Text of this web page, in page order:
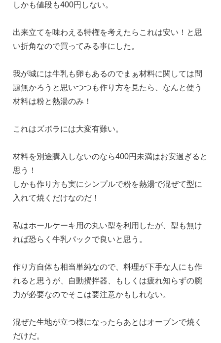
しかも値段も400円しない。
出来立てを味わえる特権を考えたらこれは安い！と思
い折角なので買ってみる事にした。
我が城には牛乳も卵もあるのでまぁ材料に関しては問
題無かろうと思いつつも作り方を見たら、なんと使う
材料は粉と熱湯のみ！
これはズボラには大変有難い。
材料を別途購入しないのなら400円未満はお安過ぎると
思う！
しかも作り方も実にシンプルで粉を熱湯で混ぜて型に
入れて焼くだけなのだ！
私はホールケーキ用の丸い型を利用したが、型も無け
れば恐らく牛乳パックで良いと思う。
作り方自体も相当単純なので、料理が下手な人にも作
れると思うが、自動攪拌器、もしくは疲れ知らずの腕
力が必要なのでそこは要注意かもしれない。
混ぜた生地が立つ様になったらあとはオーブンで焼く
だけだ。